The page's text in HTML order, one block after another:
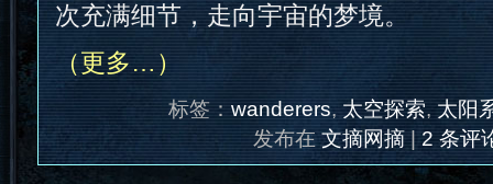
次充满细节，走向宇宙的梦境。
（更多…）
标签： wanderers, 太空探索,太阳
发布在文摘网摘|2 条评